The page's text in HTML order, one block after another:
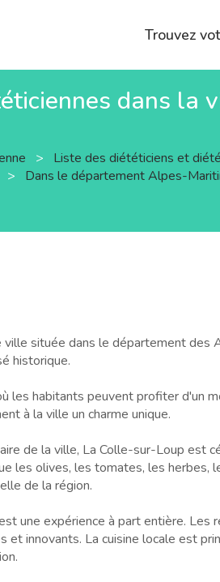
Trouvez
dans la
> Liste des diététiciens et
> Dans le département Alpes-
ville située dans le département
historique.
les habitants peuvent profiter d'un
à la ville un charme unique.
de la ville, La Colle-sur-Loup
les olives, les tomates, les
de la région.
une expérience à part entière.
et innovants. La cuisine locale est